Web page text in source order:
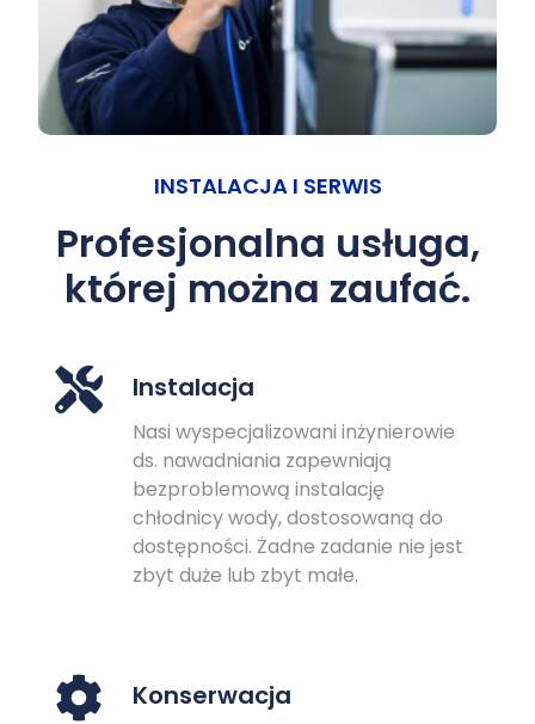
INSTALACJA I SERWIS
Profesjonalna usługa,
której można zaufać.
Instalacja
Nasi wyspecjalizowani inżynierowie
ds. nawadniania zapewniają
bezproblemową instalację
chłodnicy wody, dostosowaną do
dostępności. Żadne zadanie nie jest
zbyt duże lub zbyt małe.
Konserwacja